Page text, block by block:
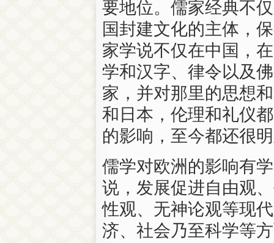
要地位。儒家经典不
国封建文化的主体，
家学说不仅在中国，
学和汉字、律令以及
家，并对那里的思想
和日本，伦理和礼仪
的影响，至今都还很
儒学对欧洲的影响有
说，发展促进自由观
性观、无神论观等现
济、社会乃至科学等